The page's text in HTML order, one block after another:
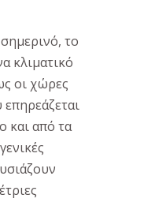
το
κλιματικό
οι χώρες
και από τα